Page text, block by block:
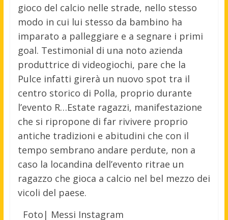
gioco del calcio nelle strade, nello stesso
modo in cui lui stesso da bambino ha
imparato a palleggiare e a segnare i primi
goal. Testimonial di una noto azienda
produttrice di videogiochi, pare che la
Pulce infatti girerà un nuovo spot tra il
centro storico di Polla, proprio durante
l’evento R…Estate ragazzi, manifestazione
che si ripropone di far rivivere proprio
antiche tradizioni e abitudini che con il
tempo sembrano andare perdute, non a
caso la locandina dell’evento ritrae un
ragazzo che gioca a calcio nel bel mezzo dei
vicoli del paese.
Foto| Messi Instagram